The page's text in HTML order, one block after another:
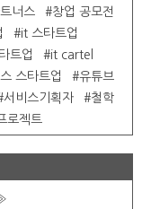
너스
창업 공모전
it 스타트업
트업
it cartel
스타트업
유튜브
서비스기획자
철학
로젝트